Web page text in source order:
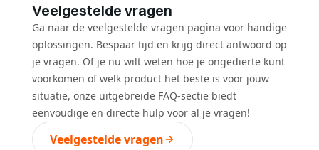
Veelgestelde vragen
Ga naar de veelgestelde vragen pagina voor handige
oplossingen. Bespaar tijd en krijg direct antwoord op
je vragen. Of je nu wilt weten hoe je ongedierte kunt
voorkomen of welk product het beste is voor jouw
situatie, onze uitgebreide FAQ-sectie biedt
eenvoudige en directe hulp voor al je vragen!
Veelgestelde vragen